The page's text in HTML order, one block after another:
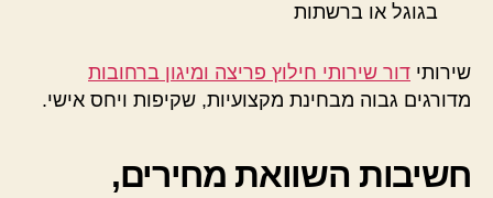
בגוגל או ברשתות
שירותי דור שירותי חילוץ פריצה ומיגון ברחובות
מדורגים גבוה מבחינת מקצועיות, שקיפות ויחס אישי.
חשיבות השוואת מחירים,